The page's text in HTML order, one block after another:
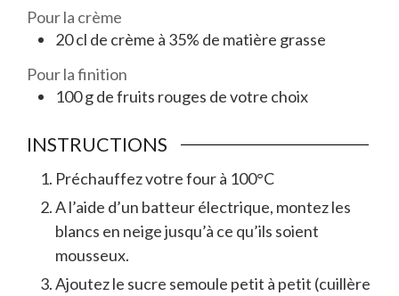
Pour la crème
20cl de crème à 35% de matière grasse
Pour la finition
100gde fruits rouges de votre choix
INSTRUCTIONS
Préchauffez votre four à 100°C
A l’aide d’un batteur électrique, montez les
blancs en neige jusqu’à ce qu’ils soient
mousseux.
Ajoutez le sucre semoule petit à petit (cuillère